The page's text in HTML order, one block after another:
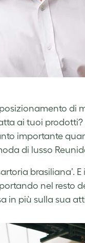
di
ai tuoi
importante
di lusso
brasiliana’.
nel resto
in più sulla sua